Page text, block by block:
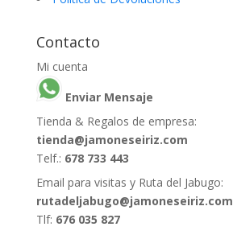
Contacto
Mi cuenta
Enviar Mensaje
Tienda & Regalos de empresa:
tienda@jamoneseiriz.com
Telf.: 678 733 443
Email para visitas y Ruta del Jabugo:
rutadeljabugo@jamoneseiriz.com
Tlf: 676 035 827